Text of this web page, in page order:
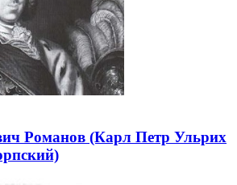
Романов (Карл Петр Ульрих